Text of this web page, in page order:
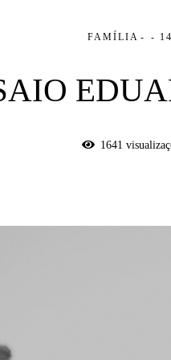
FAMÍLIA
1641